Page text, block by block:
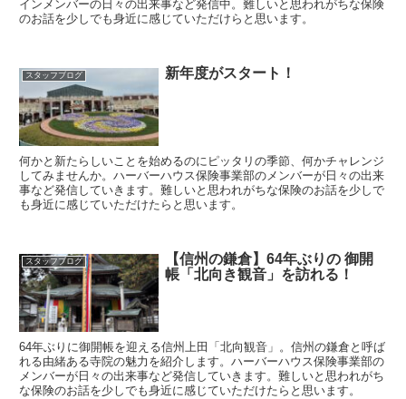
インメンバーの日々の出来事など発信中。難しいと思われがちな保険
のお話を少しでも身近に感じていただけらと思います。
スタッフブログ 新年度がスタート！
何かと新たらしいことを始めるのにピッタリの季節、何かチャレンジ
してみませんか。ハーバーハウス保険事業部のメンバーが日々の出来
事など発信していきます。難しいと思われがちな保険のお話を少しで
も身近に感じていただけたらと思います。
スタッフブログ
【信州の鎌倉】64年ぶりの 御開
帳「北向き観音」を訪れる！
64年ぶりに御開帳を迎える信州上田「北向観音」。信州の鎌倉と呼ば
れる由緒ある寺院の魅力を紹介します。ハーバーハウス保険事業部の
メンバーが日々の出来事など発信していきます。難しいと思われがち
な保険のお話を少しでも身近に感じていただけたらと思います。